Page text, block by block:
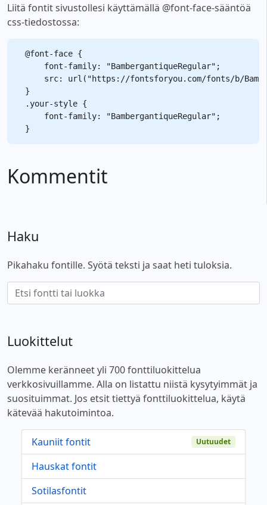
Liitä fontit sivustollesi käyttämällä @font-face-sääntöä
css-tiedostossa:
@font-face {
    font-family: "BambergantiqueRegular";
src: url("https://fontsforyou.com/fonts/b/
}
.your-style {
    font-family: "BambergantiqueRegular";
Kommentit
Haku
Pikahaku fontille. Syötä teksti ja saat heti tuloksia.
Luokittelut
Olemme keränneet yli 700 fonttiluokittelua
verkkosivuillamme. Alla on listattu niistä kysytyimmät ja
suosituimmat. Jos etsit tiettyä fonttiluokittelua, käytä
kätevää hakutoimintoa.
Kauniit fontit Uutuudet
Hauskat fontit
Sotilasfontit